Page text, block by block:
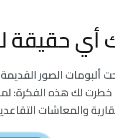
حقيقة
الصور القديمة
لك هذه الفكرة:
والمعاشات